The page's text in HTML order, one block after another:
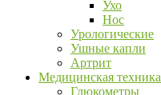
Ухо
Нос
Урологические
Ушные капли
Артрит
Медицинская техника
Глюкометры